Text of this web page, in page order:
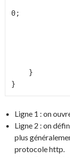
0;
}
Ligne 1 : on
Ligne 2 : on
plus
protocole http.